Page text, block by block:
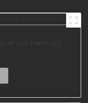
aus Edelstahl